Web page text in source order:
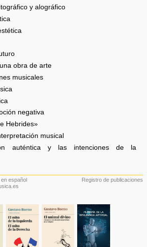
y alográfico
obra de arte
musicales
negativa
Hebrides»
musical
auténtica y las intenciones de la
español
Registro de publicaciones